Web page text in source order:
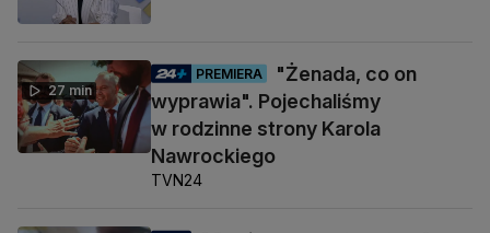
27 min
PREMIERA
"Żenada, co on
wyprawia". Pojechaliśmy
w rodzinne strony Karola
Nawrockiego
TVN24